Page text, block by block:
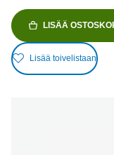
LISÄÄ
Lisää toivelistaan